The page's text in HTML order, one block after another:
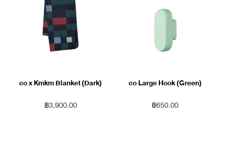
co x Kmkm Blanket (Dark)
฿3,900.00
co Large Hook (Green)
฿650.00